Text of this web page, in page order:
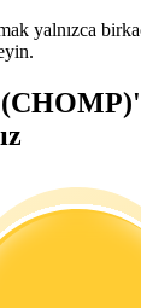
vb. dahil olmak
yalnızca